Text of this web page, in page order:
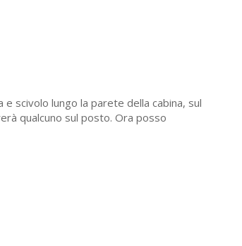
scivolo lungo la parete della cabina, sul
qualcuno sul posto. Ora posso